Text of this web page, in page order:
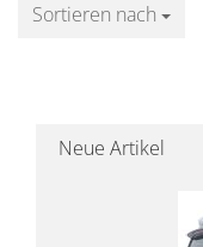
Sortieren nach
Sortieren nach
Neue Artikel